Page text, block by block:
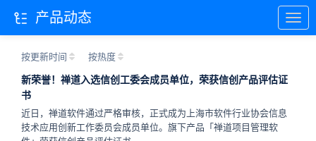
按更新时间 按热度
新荣誉！禅道入选信创工委会成员单位，荣获信创产品评估证
书
近日，禅道软件通过严格审核，正式成为上海市软件行业协会信息
技术应用创新工作委员会成员单位。旗下产品「禅道项目管理软
产品动态